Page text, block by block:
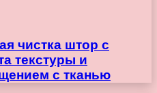
чистка штор с
текстуры и
с тканью